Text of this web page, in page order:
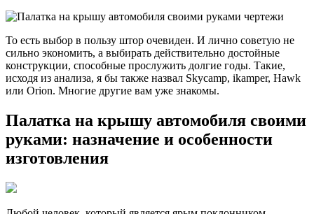
То есть выбор в пользу штор очевиден. И лично советую не
сильно экономить, а выбирать действительно достойные
конструкции, способные прослужить долгие годы. Такие,
исходя из анализа, я бы также назвал Skycamp, ikamper, Hawk
или Orion. Многие другие вам уже знакомы.
Палатка на крышу автомобиля своими
руками: назначение и особенности
изготовления